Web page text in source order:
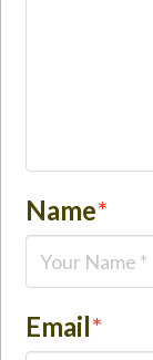
Name*
Email*